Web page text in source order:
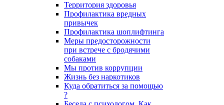
Территория здоровья
Профилактика вредных
привычек
Профилактика шоплифтинга
Меры предосторожности
при встрече с бродячими
собаками
Мы против коррупции
Жизнь без наркотиков
Куда обратиться за помощью
?